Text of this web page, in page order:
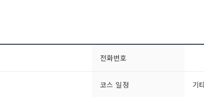
전화번호
코스 일정 기